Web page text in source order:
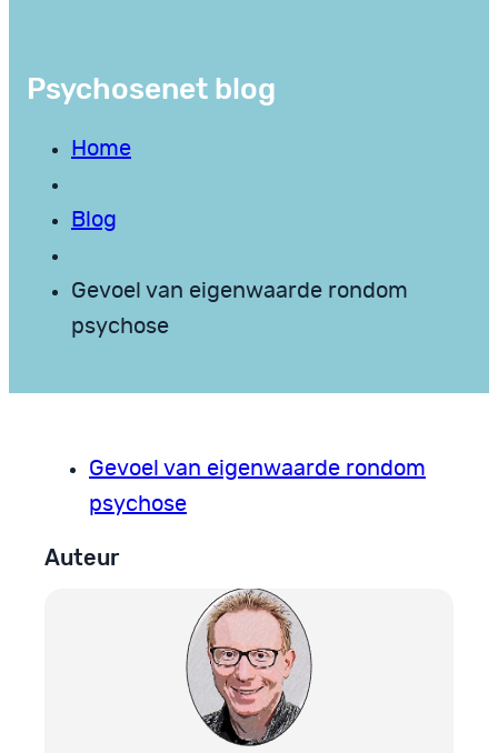
Psychosenet blog
Home
Blog
Gevoel van eigenwaarde rondom
psychose
Gevoel van eigenwaarde rondom
psychose
Auteur